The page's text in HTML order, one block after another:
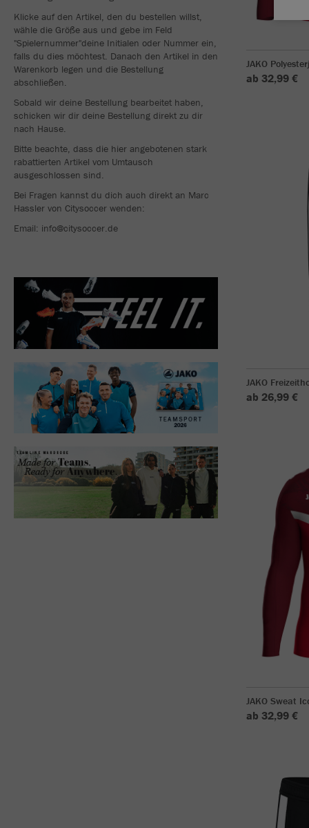
Klicke auf den Artikel, den du bestellen willst,
wähle die Größe aus und gebe im Feld
"Spielernummer"deine Initialen oder Nummer ein,
falls du dies möchtest. Danach den Artikel in den
Warenkorb legen und die Bestellung
abschließen.
Sobald wir deine Bestellung bearbeitet haben,
schicken wir dir deine Bestellung direkt zu dir
nach Hause.
Bitte beachte, dass die hier angebotenen stark
rabattierten Artikel vom Umtausch
ausgeschlossen sind.
Bei Fragen kannst du dich auch direkt an Marc
Hassler von Citysoccer wenden:
Email: info@citysoccer.de
JAKO
ab 32,99 €
JAKO
ab 26,99 €
JAKO Sweat
ab 32,99 €